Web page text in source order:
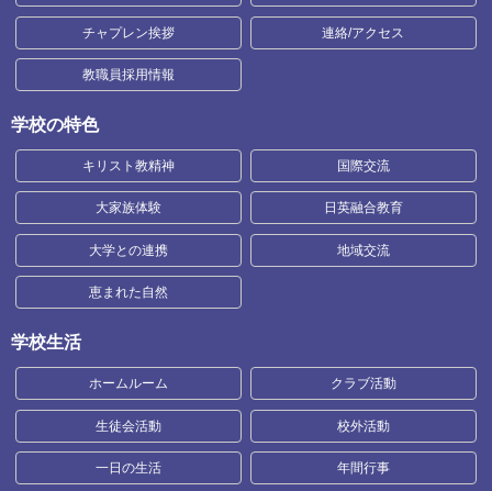
チャプレン挨拶 連絡/アクセス
教職員採用情報
学校の特色
キリスト教精神 国際交流
大家族体験 日英融合教育
大学との連携 地域交流
恵まれた自然
学校生活
ホームルーム クラブ活動
生徒会活動 校外活動
一日の生活 年間行事